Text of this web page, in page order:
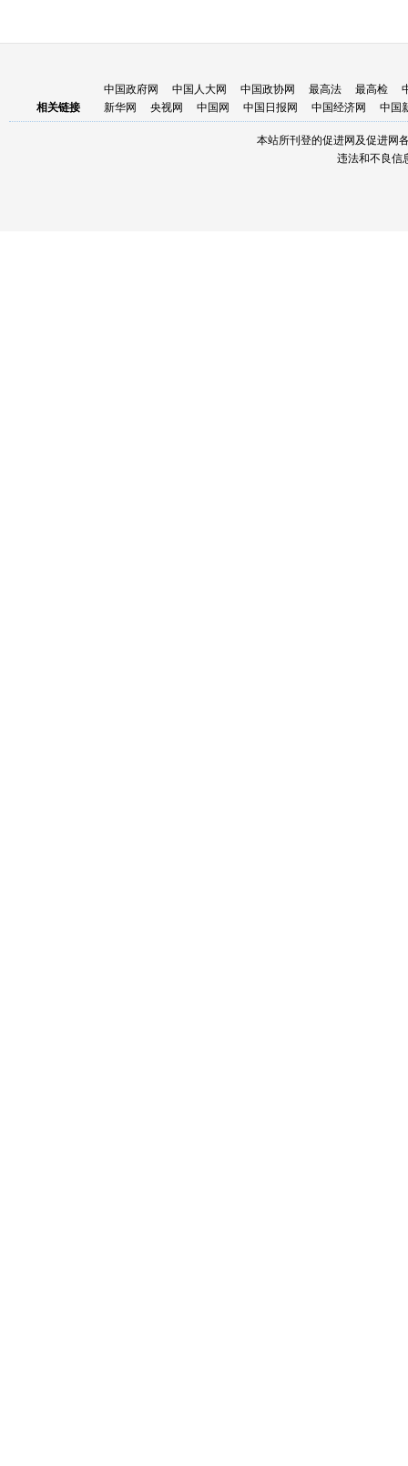
相关链接
中国政府网 中国人大网 中国政协网 最高法 最高检
新华网
央视网 中国网 中国日报网 中国经济网 中国
本站所刊登的促进网及促进网
违法和不良信